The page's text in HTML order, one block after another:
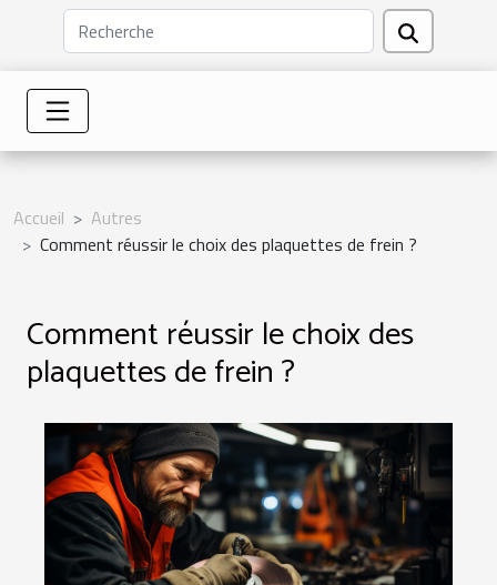
Accueil
Autres
Comment réussir le choix des plaquettes de frein ?
Comment réussir le choix des
plaquettes de frein ?